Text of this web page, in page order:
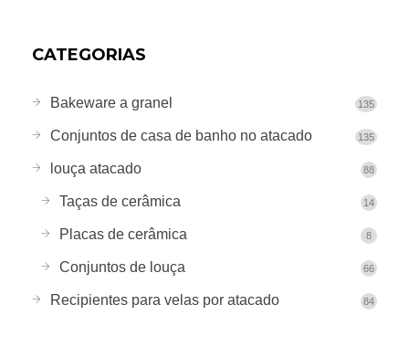
CATEGORIAS
Bakeware a granel 135
Conjuntos de casa de banho no atacado 135
louça atacado 88
Taças de cerâmica 14
Placas de cerâmica 8
Conjuntos de louça 66
Recipientes para velas por atacado 84